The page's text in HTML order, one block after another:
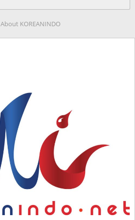
About KOREANINDO